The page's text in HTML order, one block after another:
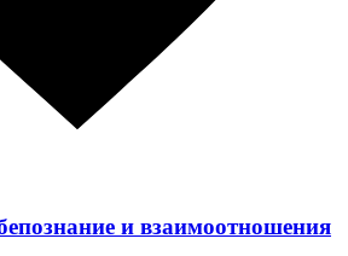
и взаимоотношения